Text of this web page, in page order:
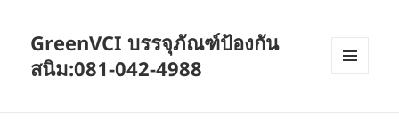
GreenVCI บรรจุภัณฑ์ป้องกัน
สนิม:081-042-4988